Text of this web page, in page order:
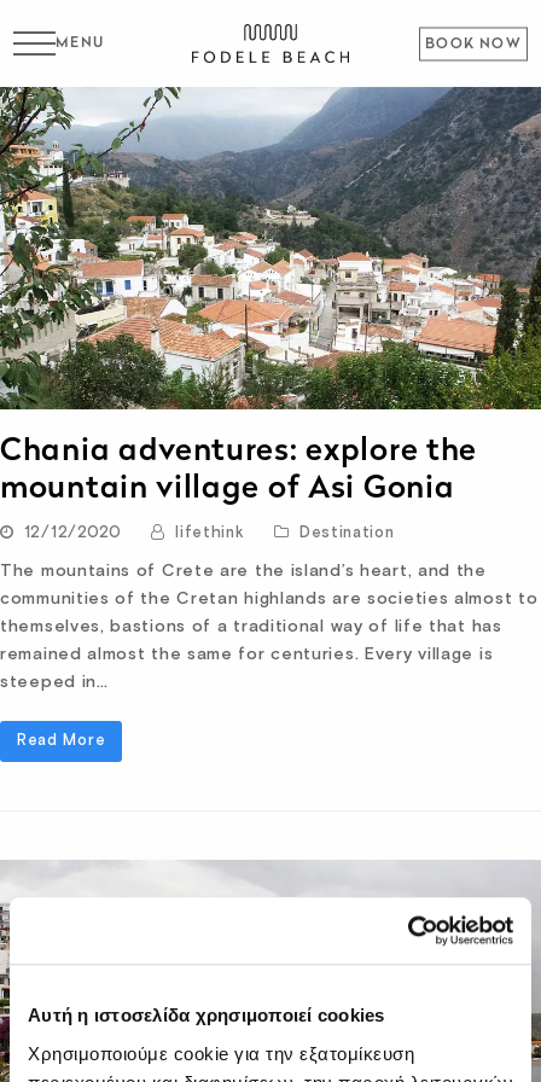
Αυτή η ιστοσελίδα χρησιμοποιεί cookies
Χρησιμοποιούμε cookie για την εξατομίκευση
BOOK NOW
MENU
Chania adventures: explore the
mountain village of Asi Gonia
12/12/2020 lifethink Destination
The mountains of Crete are the island’s heart, and the
communities of the Cretan highlands are societies almost to
themselves, bastions of a traditional way of life that has
remained almost the same for centuries. Every village is
steeped in…
Read More